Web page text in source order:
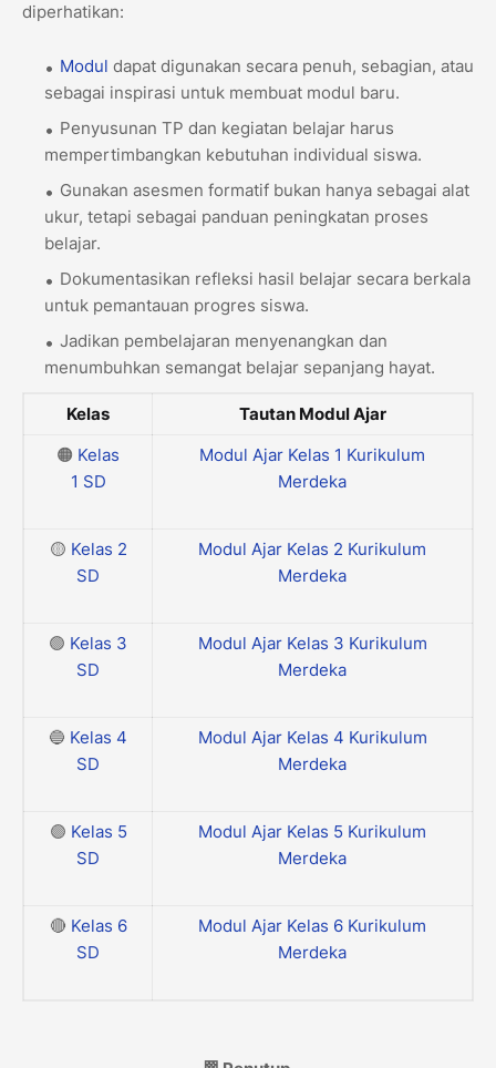
diperhatikan:
Modul dapat digunakan secara penuh, sebagian, atau
sebagai inspirasi untuk membuat modul baru.
Penyusunan TP dan kegiatan belajar harus
mempertimbangkan kebutuhan individual siswa.
Gunakan asesmen formatif bukan hanya sebagai alat
ukur, tetapi sebagai panduan peningkatan proses
belajar.
Dokumentasikan refleksi hasil belajar secara berkala
untuk pemantauan progres siswa.
Jadikan pembelajaran menyenangkan dan
menumbuhkan semangat belajar sepanjang hayat.
Kelas
Tautan Modul Ajar
🟠 Kelas
1 SD
Modul Ajar Kelas 1 Kurikulum
Merdeka
🟡 Kelas 2
SD
Modul Ajar Kelas 2 Kurikulum
Merdeka
🟢 Kelas 3
SD
Modul Ajar Kelas 3 Kurikulum
Merdeka
🔵 Kelas 4
SD
Modul Ajar Kelas 4 Kurikulum
Merdeka
🟣 Kelas 5
SD
Modul Ajar Kelas 5 Kurikulum
Merdeka
🔴 Kelas 6
SD
Modul Ajar Kelas 6 Kurikulum
Merdeka